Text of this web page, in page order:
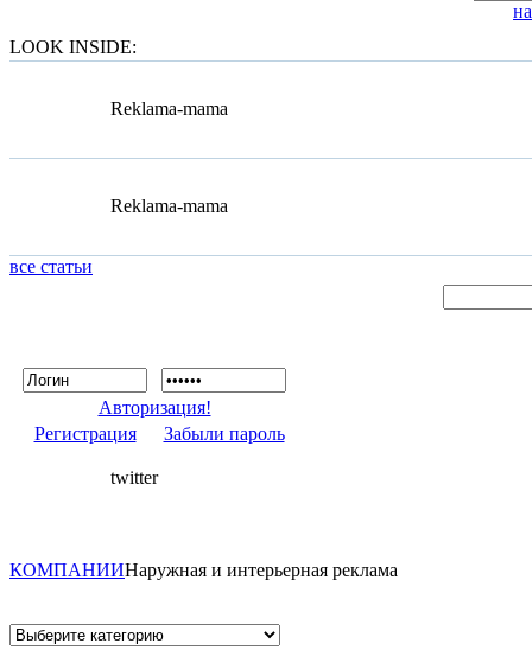
LOOK INSIDE:
Reklama-mama
Reklama-mama
все статьи
Авторизация!
Регистрация
Забыли пароль
twitter
КОМПАНИИНаружная и интерьерная реклама